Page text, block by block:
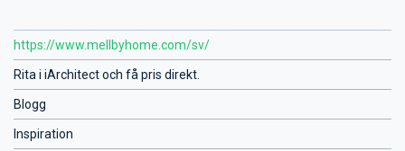
https://www.mellbyhome.com/sv/
Rita i iArchitect och få pris direkt.
Blogg
Inspiration